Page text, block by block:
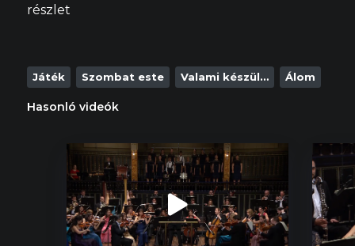
részlet
Játék Szombat este Valami készül… Álom
Hasonló videók